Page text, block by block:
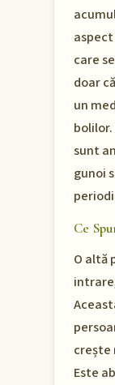
care
doar
un
sunt
gunoi
Ce
O altă
crește
Este